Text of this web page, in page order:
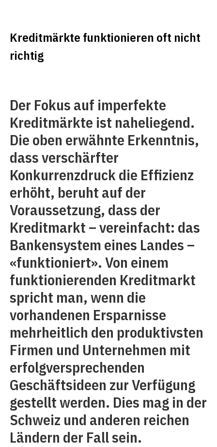
Kreditmärkte funktionieren oft nicht
richtig
Der Fokus auf imperfekte
Kreditmärkte ist naheliegend.
Die oben erwähnte Erkenntnis,
dass verschärfter
Konkurrenzdruck die Effizienz
erhöht, beruht auf der
Voraussetzung, dass der
Kreditmarkt – vereinfacht: das
Bankensystem eines Landes –
«funktioniert». Von einem
funktionierenden Kreditmarkt
spricht man, wenn die
vorhandenen Ersparnisse
mehrheitlich den produktivsten
Firmen und Unternehmen mit
erfolgversprechenden
Geschäftsideen zur Verfügung
gestellt werden. Dies mag in der
Schweiz und anderen reichen
Ländern der Fall sein.